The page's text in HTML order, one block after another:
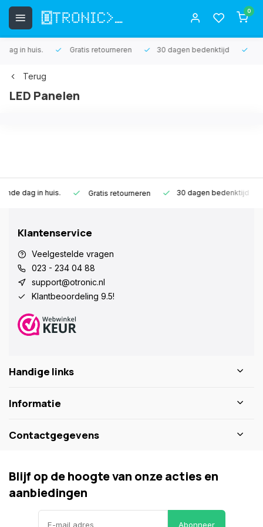
0
Gratis retourneren 30 dagen bedenktijd 1 jaar garantie
Terug
LED Panelen
Gratis retourneren 30 dagen bedenktijd 1 jaar
Klantenservice
Veelgestelde vragen
023 - 234 04 88
support@otronic.nl
Klantbeoordeling 9.5!
Handige links
Informatie
Contactgegevens
Blijf op de hoogte van onze acties en
aanbiedingen
Abonneer